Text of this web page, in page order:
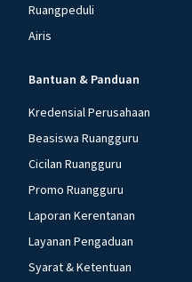
Ruangpeduli
Airis
Bantuan & Panduan
Kredensial Perusahaan
Beasiswa Ruangguru
Cicilan Ruangguru
Promo Ruangguru
Laporan Kerentanan
Layanan Pengaduan
Syarat & Ketentuan